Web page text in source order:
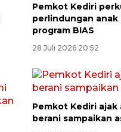
Pemkot Kediri
perlindungan anak
program BIAS
28 Juli 2026 20:52